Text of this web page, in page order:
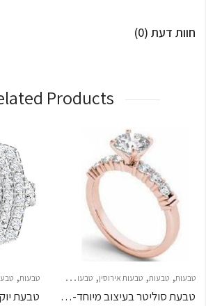
חוות דעת (0)
Products
טבעות, טבעות, טבעות אירוסין, טבעות נישואין כל התכשיטים
טבעת סוליטר בעיצוב מיוחד- 6 יהלומים
טבעות,